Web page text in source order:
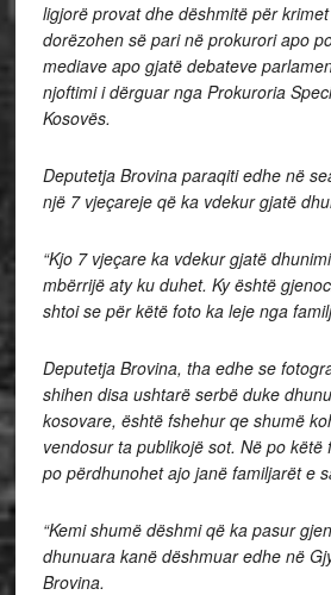
ligjorë provat dhe dëshmitë për
dorëzohen së pari në prokurori apo
mediave apo gjatë debateve
njoftimi i dërguar nga Prokuroria
Kosovës.
Deputetja Brovina paraqiti edhe në
një 7 vjeçareje që ka vdekur gjatë
“Kjo 7 vjeçare ka vdekur gjatë
mbërrijë aty ku duhet. Ky është
shtoi se për këtë foto ka leje nga
Deputetja Brovina, tha edhe se
shihen disa ushtarë serbë duke
kosovare, është fshehur qe shumë
vendosur ta publikojë sot. Në po
po përdhunohet ajo janë familjarët e
“Kemi shumë dëshmi që ka pasur
dhunuara kanë dëshmuar edhe në
Brovina.